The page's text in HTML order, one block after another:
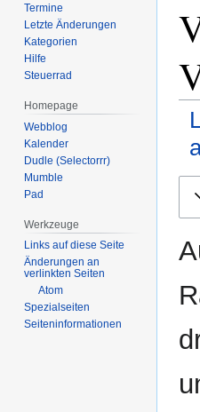
Termine
Letzte Änderungen
Kategorien
Hilfe
Steuerrad
Homepage
Webblog
Kalender
Dudle (Selectorrr)
Mumble
Pad
Werkzeuge
Links auf diese Seite
Änderungen an
verlinkten Seiten
Atom
Spezialseiten
Seiten­­informationen